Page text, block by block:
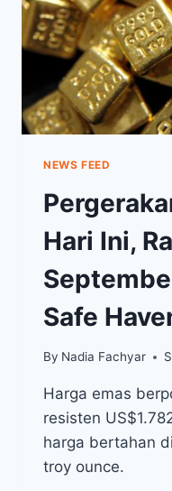
NEWS FEED
Hari Ini,
Safe
By Nadia Fachyar
Harga emas
resisten
harga bertahan
troy ounce.